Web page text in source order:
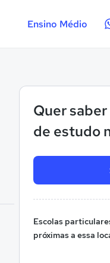
Ensino Médio
Quer
de estudo
Escolas
próximas a essa